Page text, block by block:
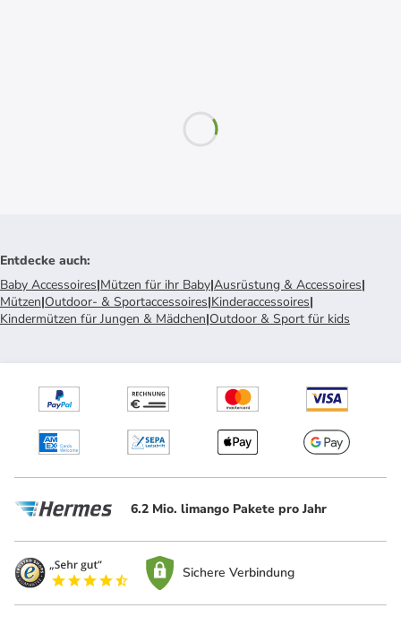
Entdecke auch:
Baby Accessoires|Mützen für ihr Baby|Ausrüstung & Accessoires|
Mützen|Outdoor- & Sportaccessoires|Kinderaccessoires|
Kindermützen für Jungen & Mädchen|Outdoor & Sport für kids
6.2 Mio. limango Pakete pro Jahr
Sichere Verbindung